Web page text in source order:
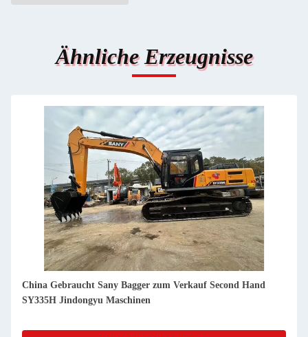
Ähnliche Erzeugnisse
China Gebraucht Sany Bagger zum Verkauf Gebraucht SY35U
Jindongyu Maschinen